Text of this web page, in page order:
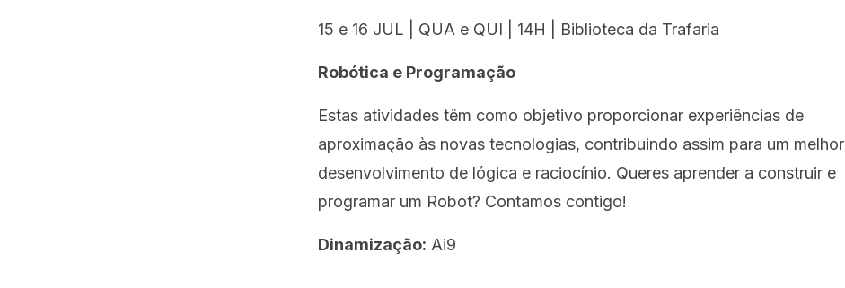
15 e 16 JUL | QUA e QUI | 14H | Biblioteca da Trafaria
Robótica e Programação
Estas atividades têm como objetivo proporcionar experiências de
aproximação às novas tecnologias, contribuindo assim para um melhor
desenvolvimento de lógica e raciocínio. Queres aprender a construir e
programar um Robot? Contamos contigo!
Dinamização: Ai9